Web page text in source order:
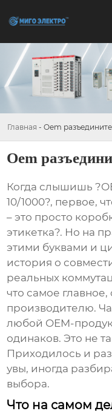
Главная - Oem
Oem
Когда слышишь
10/1000?, первое,
– это просто
этикетка?. Но на
этими буквами и
история о
реальных
что самое
производителю.
любой OEM-
одинаков. Это не
Приходилось и
увы, иногда
выбора.
Что на самом